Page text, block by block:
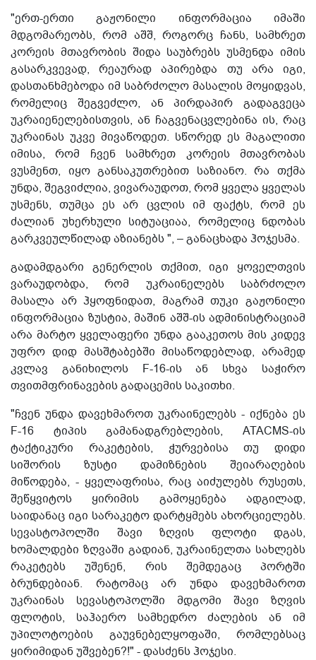
"ერთ-ერთი გაჟონილი ინფორმაცია იმაში
მდგომარეობს, რომ აშშ, როგორც ჩანს, სამხრეთ
კორეის მთავრობის შიდა საუბრებს უსმენდა იმის
გასარკვევად, რეაურად აპირებდა თუ არა იგი,
დასთანხმებოდა იმ საბრძოლო მასალის მოყიდვას,
რომელიც შეგვეძლო, ან პირდაპირ გადაგვეცა
უკრაიენელებისთვის, ან ჩაგვენაცვლებინა ის, რაც
უკრაინას უკვე მივაწოდეთ. სწორედ ეს მაგალითი
იმისა, რომ ჩვენ სამხრეთ კორეის მთავრობას
ვუსმენთ, იყო განსაკუთრებით საზიანო. რა თქმა
უნდა, შეგვიძლია, ვივარაუდოთ, რომ ყველა ყველას
უსმენს, თუმცა ეს არ ცვლის იმ ფაქტს, რომ ეს
ძალიან უხერხული სიტუაციაა, რომელიც ნდობას
გარკვეულწილად აზიანებს ", – განაცხადა ჰოჯესმა.
გადამდგარი გენერლის თქმით, იგი ყოველთვის
ვარაუდობდა, რომ უკრაინელებს საბრძოლო
მასალა არ ჰყოფნიდათ, მაგრამ თუკი გაჟონილი
ინფორმაცია ზუსტია, მაშინ აშშ-ის ადმინისტრაციამ
არა მარტო ყველაფერი უნდა გააკეთოს მის კიდევ
უფრო დიდ მასშტაბებში მისაწოდებლად, არამედ
კვლავ განიხილოს F-16-ის ან სხვა საჭირო
თვითმფრინავების გადაცემის საკითხი.
"ჩვენ უნდა დავეხმაროთ უკრაინელებს - იქნება ეს
F-16 ტიპის გამანადგრებლების, АТАCМS-ის
ტაქტიკური რაკეტების, ჭურვებისა თუ დიდი
სიშორის ზუსტი დამიზნების შეიარაღების
მიწოდება, - ყველაფრისა, რაც აიძულებს რუსეთს,
შეწყვიტოს ყირიმის გამოყენება ადგილად,
საიდანაც იგი სარაკეტო დარტყმებს ახორციელებს.
სევასტოპოლში შავი ზღვის ფლოტი დგას,
ხომალდები ზღვაში გადიან, უკრაინელთა სახლებს
რაკეტებს უშენენ, რის შემდეგაც პორტში
ბრუნდებიან. რატომაც არ უნდა დავეხმაროთ
უკრაინას სევასტოპოლში მდგომი შავი ზღვის
ფლოტის, საჰაერო სამხედრო ძალების ან იმ
უპილოტოების გაუვნებელყოფაში, რომლებსაც
ყირიმიდან უშვებენ?!" - დასძენს ჰოჯესი.